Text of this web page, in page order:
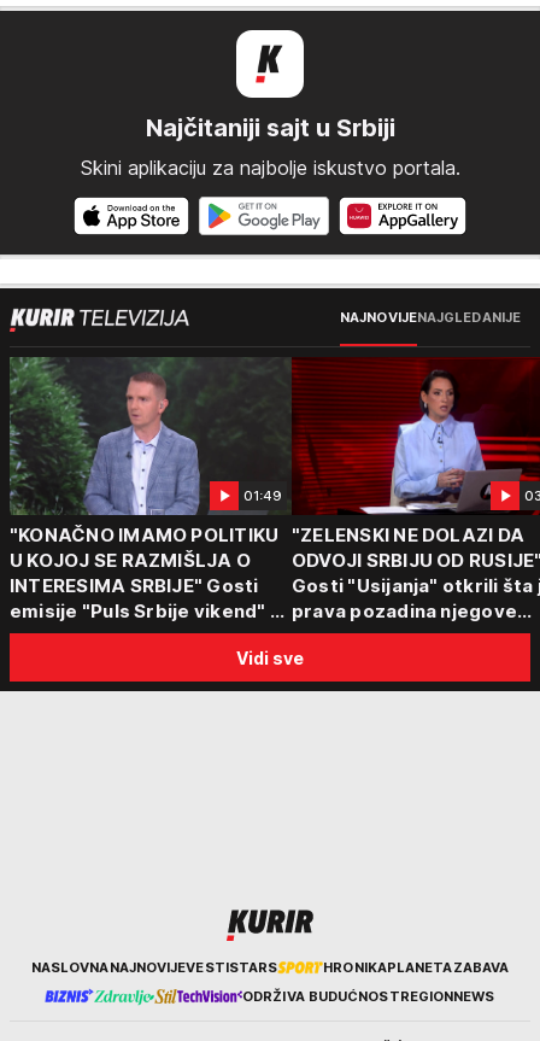
Najčitaniji sajt u Srbiji
Skini aplikaciju za najbolje iskustvo portala.
NAJNOVIJENAJGLEDANIJE
01:49
"KONAČNO IMAMO POLITIKU
U KOJOJ SE RAZMIŠLJA O
INTERESIMA SRBIJE" Gosti
emisije "Puls Srbije vikend" o
poseti Zelenskog Beogradu:
"Otvaraju se nova vrata"
"ZELENSKI NE DOLAZI DA
ODVOJI SRBIJU OD
Gosti "Usijanja" otkrili šta
prava pozadina njegove
posete Beogradu
Vidi sve
KurirNASLOVNANAJNOVIJEVESTISTARS HRONIKAPLANETAZABAVA
ODRŽIVA BUDUĆNOSTREGIONNEWS